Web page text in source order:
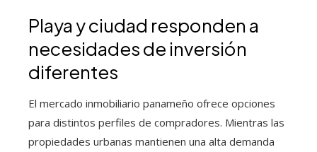
Playa y ciudad responden a
necesidades de inversión
diferentes
El mercado inmobiliario panameño ofrece opciones
para distintos perfiles de compradores. Mientras las
propiedades urbanas mantienen una alta demanda